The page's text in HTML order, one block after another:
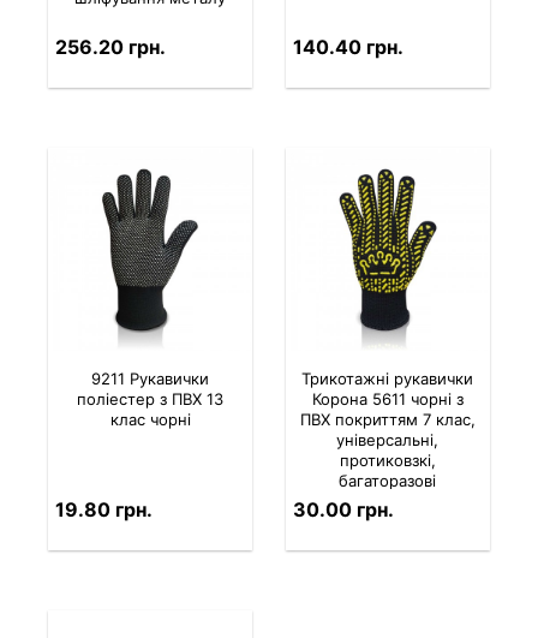
256.20 грн. 140.40 грн.
9211 Рукавички
поліестер з ПВХ 13
клас чорні
19.80 грн.
Трикотажні рукавички
Корона 5611 чорні з
ПВХ покриттям 7 клас,
універсальні,
протиковзкі,
багаторазові
30.00 грн.